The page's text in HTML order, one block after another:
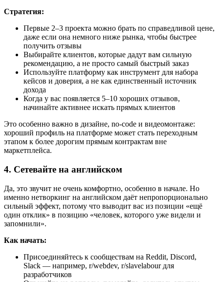
Стратегия:
Первые 2–3 проекта можно брать по справедливой цене,
даже если она немного ниже рынка, чтобы быстрее
получить отзывы
Выбирайте клиентов, которые дадут вам сильную
рекомендацию, а не просто самый быстрый заказ
Используйте платформу как инструмент для набора
кейсов и доверия, а не как единственный источник
дохода
Когда у вас появляется 5–10 хороших отзывов,
начинайте активнее искать прямых клиентов
Это особенно важно в дизайне, no-code и видеомонтаже:
хороший профиль на платформе может стать переходным
этапом к более дорогим прямым контрактам вне
маркетплейса.
4. Сетевайте на английском
Да, это звучит не очень комфортно, особенно в начале. Но
именно нетворкинг на английском даёт непропорционально
сильный эффект, потому что выводит вас из позиции «ещё
один отклик» в позицию «человек, которого уже видели и
запомнили».
Как начать:
Присоединяйтесь к сообществам на Reddit, Discord,
Slack — например, r/webdev, r/slavelabour для
разработчиков